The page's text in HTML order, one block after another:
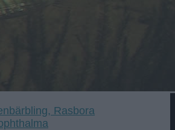
Rasbora